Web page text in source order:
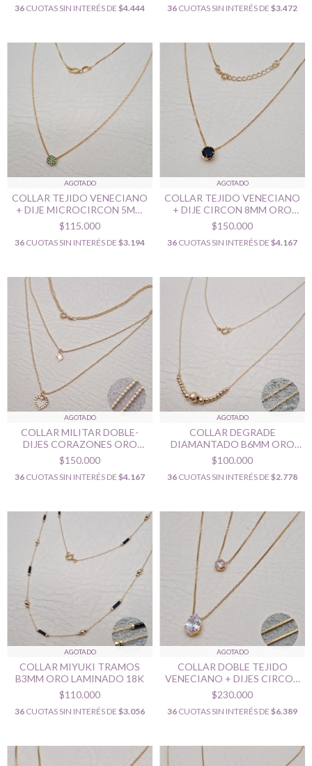
36 CUOTAS SIN INTERÉS DE $4.444 36 CUOTAS SIN INTERÉS DE $3.472
AGOTADO
COLLAR TEJIDO VENECIANO
+ DIJE MICROCIRCON 5MM
ORO LAMINADO 18K
$115.000
36 CUOTAS SIN INTERÉS DE $3.194
AGOTADO
COLLAR TEJIDO VENECIANO
+ DIJE CIRCON 8MM ORO
LAMINADO 18K
$150.000
36 CUOTAS SIN INTERÉS DE $4.167
AGOTADO
COLLAR MILITAR DOBLE-
DIJES CORAZONES ORO
LAMINADO 18K
$150.000
36 CUOTAS SIN INTERÉS DE $4.167
AGOTADO
COLLAR DEGRADE
DIAMANTADO B6MM ORO
LAMINADO 18K
$100.000
36 CUOTAS SIN INTERÉS DE $2.778
AGOTADO
COLLAR MIYUKI TRAMOS
B3MM ORO LAMINADO 18K
$110.000
36 CUOTAS SIN INTERÉS DE $3.056
AGOTADO
COLLAR DOBLE TEJIDO
VENECIANO + DIJES CIRCON
CRISTAL ORO LAMINADO
18K
$230.000
36 CUOTAS SIN INTERÉS DE $6.389